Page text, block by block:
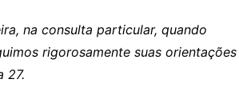
na consulta particular, quando
rigorosamente suas orientações
27.